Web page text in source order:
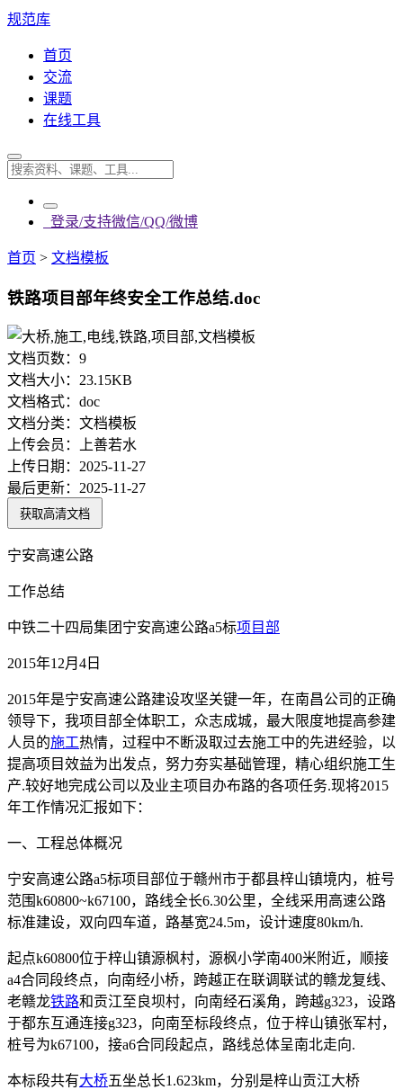
规范库
首页
交流
课题
在线工具
登录/支持微信/QQ/微博
首页 > 文档模板
铁路项目部年终安全工作总结.doc
文档页数： 9
文档大小： 23.15KB
文档格式： doc
文档分类： 文档模板
上传会员： 上善若水
上传日期： 2025-11-27
最后更新： 2025-11-27
获取高清文档
宁安高速公路
工作总结
中铁二十四局集团宁安高速公路a5标项目部
2015年12月4日
2015年是宁安高速公路建设攻坚关键一年，在南昌公司的正确
领导下，我项目部全体职工，众志成城，最大限度地提高参建
人员的施工热情，过程中不断汲取过去施工中的先进经验，以
提高项目效益为出发点，努力夯实基础管理，精心组织施工生
产.较好地完成公司以及业主项目办布路的各项任务.现将2015
年工作情况汇报如下：
一、工程总体概况
宁安高速公路a5标项目部位于赣州市于都县梓山镇境内，桩号
范围k60800~k67100，路线全长6.30公里，全线采用高速公路
标准建设，双向四车道，路基宽24.5m，设计速度80km/h.
起点k60800位于梓山镇源枫村，源枫小学南400米附近，顺接
a4合同段终点，向南经小桥，跨越正在联调联试的赣龙复线、
老赣龙铁路和贡江至良坝村，向南经石溪角，跨越g323，设路
于都东互通连接g323，向南至标段终点，位于梓山镇张军村，
桩号为k67100，接a6合同段起点，路线总体呈南北走向.
本标段共有大桥五坐总长1.623km，分别是梓山贡江大桥